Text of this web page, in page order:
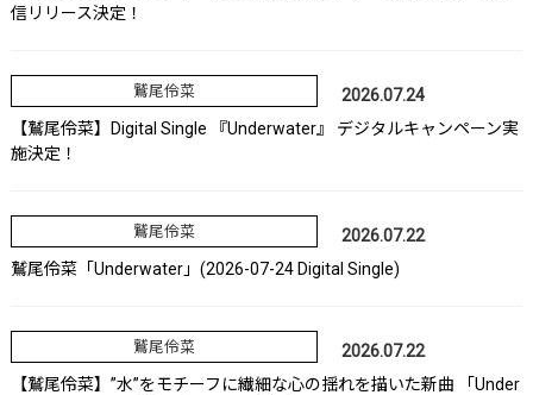
信リリース決定！
鷲尾伶菜
2026.07.24
【鷲尾伶菜】Digital Single 『Underwater』 デジタルキャンペーン実
施決定！
鷲尾伶菜
2026.07.22
鷲尾伶菜「Underwater」(2026-07-24 Digital Single)
鷲尾伶菜
2026.07.22
【鷲尾伶菜】”水”をモチーフに繊細な心の揺れを描いた新曲 「Under